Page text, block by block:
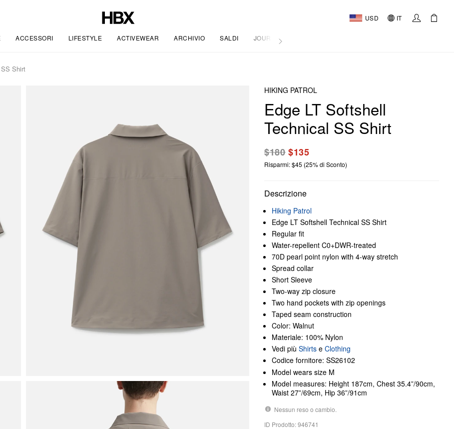
USD IT
ACCESSORI LIFESTYLE ACTIVEWEAR ARCHIVIO SALDI JOURNAL
Shirt
HIKING PATROL
Edge LT Softshell
Technical SS Shirt
$180$135
Risparmi: $45 (25% di Sconto)
Descrizione
Hiking Patrol
Edge LT Softshell Technical SS Shirt
Regular fit
Water-repellent C0+DWR-treated
70D pearl point nylon with 4-way stretch
Spread collar
Short Sleeve
Two-way zip closure
Two hand pockets with zip openings
Taped seam construction
Color: Walnut
Materiale: 100% Nylon
Vedi più Shirts e Clothing
Codice fornitore: SS26102
Model wears size M
Model measures: Height 187cm, Chest 35.4”/90cm,
Waist 27”/69cm, Hip 36”/91cm
Nessun reso o cambio.
ID Prodotto: 946741